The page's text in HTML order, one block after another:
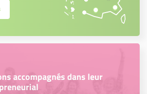
accompagnés dans leur